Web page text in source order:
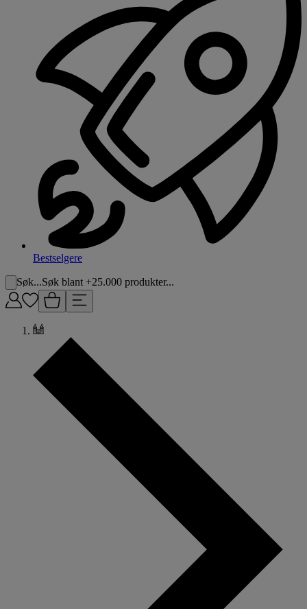
Bestselgere
Søk...Søk blant +25.000 produkter...